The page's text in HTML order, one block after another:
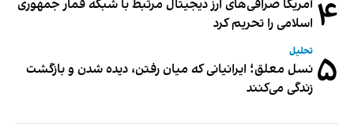
۴ آمریکا صرافی‌های ارز دیجیتال مرتبط با شبکه قمار جمهوری
اسلامی را تحریم کرد
۵ تحلیل
نسل معلق؛ ایرانیانی که میان رفتن، دیده شدن و بازگشت
زندگی می‌کنند